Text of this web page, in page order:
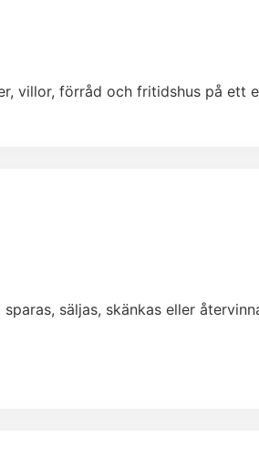
villor, förråd och fritidshus på
säljas, skänkas eller